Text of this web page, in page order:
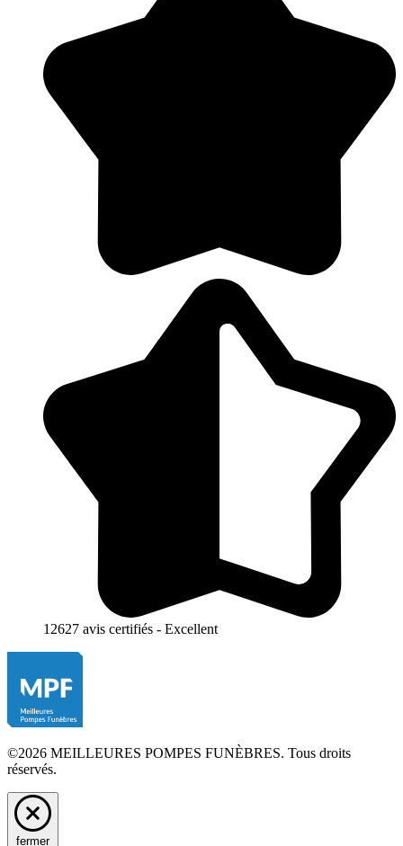
12627 avis certifiés - Excellent
©2026 MEILLEURES POMPES FUNÈBRES. Tous droits
réservés.
fermer